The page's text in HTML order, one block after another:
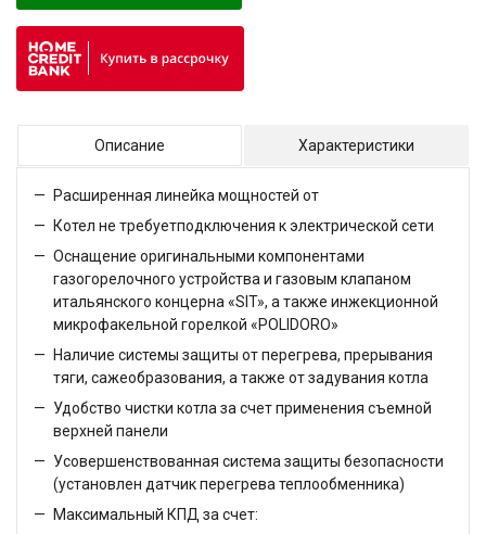
Описание Характеристики
Расширенная линейка мощностей от
Котел не требуетподключения к электрической сети
Оснащение оригинальными компонентами
газогорелочного устройства и газовым клапаном
итальянского концерна «SIT», а также инжекционной
микрофакельной горелкой «POLIDORO»
Наличие системы защиты от перегрева, прерывания
тяги, сажеобразования, а также от задувания котла
Удобство чистки котла за счет применения съемной
верхней панели
Усовершенствованная система защиты безопасности
(установлен датчик перегрева теплообменника)
Максимальный КПД за счет: